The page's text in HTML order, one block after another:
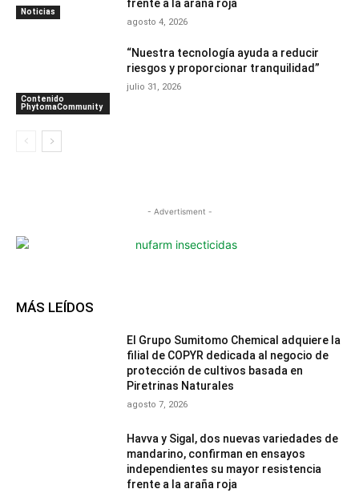
Noticias
frente a la araña roja
agosto 4, 2026
Contenido
PhytomaCommunity
“Nuestra tecnología ayuda a reducir
riesgos y proporcionar tranquilidad”
julio 31, 2026
- Advertisment -
MÁS LEÍDOS
El Grupo Sumitomo Chemical adquiere la
filial de COPYR dedicada al negocio de
protección de cultivos basada en
Piretrinas Naturales
agosto 7, 2026
Havva y Sigal, dos nuevas variedades de
mandarino, confirman en ensayos
independientes su mayor resistencia
frente a la araña roja